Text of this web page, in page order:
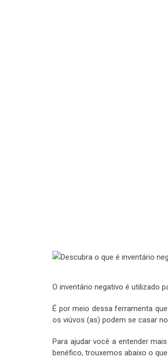
O inventário negativo é utilizado
É por meio dessa ferramenta
os viúvos (as) podem se casar
Para ajudar você a entender
benéfico, trouxemos abaixo o